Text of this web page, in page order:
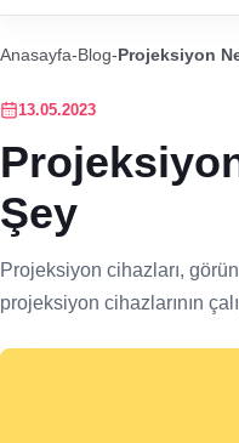
Anasayfa-Blog-Projeksiyon
13.05.2023
Şey
Projeksiyon cihazları,
projeksiyon cihazlarının